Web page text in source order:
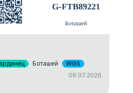
Боташей
WGS
09.07.2026